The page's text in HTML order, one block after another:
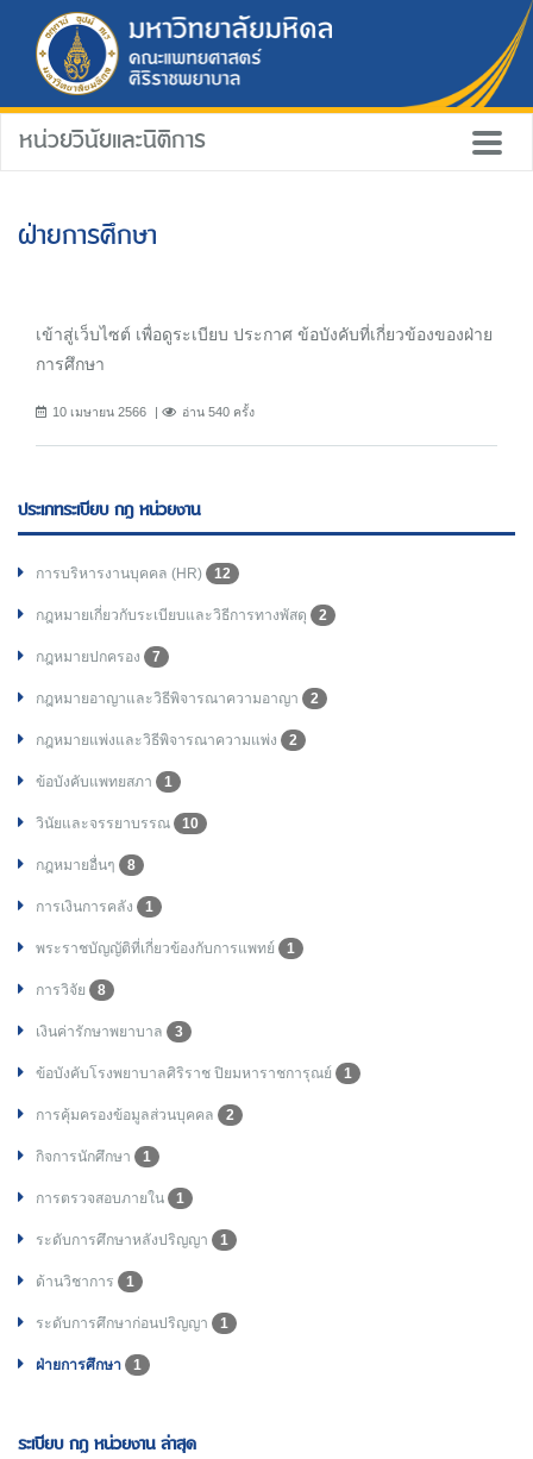
หน่วยวินัยและนิติการ
ฝ่ายการศึกษา
เข้าสู่เว็บไซต์ เพื่อดูระเบียบ ประกาศ ข้อบังคับที่เกี่ยวข้องของฝ่าย
การศึกษา
10 เมษายน 2566 อ่าน 540 ครั้ง
ประเภทระเบียบ กฎ หน่วยงาน
การบริหารงานบุคคล (HR) 12
กฎหมายเกี่ยวกับระเบียบและวิธีการทางพัสดุ 2
กฎหมายปกครอง 7
กฎหมายอาญาและวิธีพิจารณาความอาญา 2
กฎหมายแพ่งและวิธีพิจารณาความแพ่ง 2
ข้อบังคับแพทยสภา 1
วินัยและจรรยาบรรณ 10
กฎหมายอื่นๆ 8
การเงินการคลัง 1
พระราชบัญญัติที่เกี่ยวข้องกับการแพทย์ 1
การวิจัย 8
เงินค่ารักษาพยาบาล 3
ข้อบังคับโรงพยาบาลศิริราช ปิยมหาราชการุณย์ 1
การคุ้มครองข้อมูลส่วนบุคคล 2
กิจการนักศึกษา 1
การตรวจสอบภายใน 1
ระดับการศึกษาหลังปริญญา 1
ด้านวิชาการ 1
ระดับการศึกษาก่อนปริญญา 1
ฝ่ายการศึกษา 1
ระเบียบ กฎ หน่วยงาน ล่าสุด